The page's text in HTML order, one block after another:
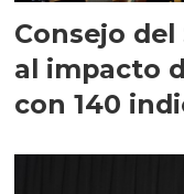
Consejo
al impacto
con 140